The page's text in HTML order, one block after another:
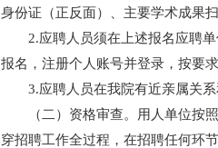
身份证（正反面）、主要学术成果
2.应聘人员须在上述报名应聘单
报名，注册个人账号并登录，按要
3.应聘人员在我院有近亲属关系
（二）资格审查。用人单位按照
穿招聘工作全过程，在招聘任何环